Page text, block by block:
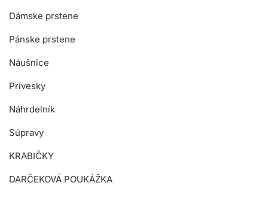
Dámske prstene
Pánske prstene
Náušnice
Prívesky
Náhrdelník
Súpravy
KRABIČKY
DARČEKOVÁ POUKÁŽKA